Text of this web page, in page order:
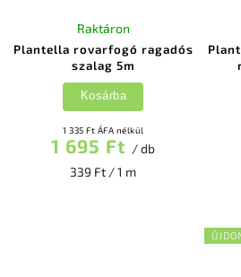
Plantella rovarfogó ragadós
szalag 5m
Raktáron
1 335 Ft ÁFA nélkül
1 695 Ft / db
339 Ft / 1 m
Kosárba